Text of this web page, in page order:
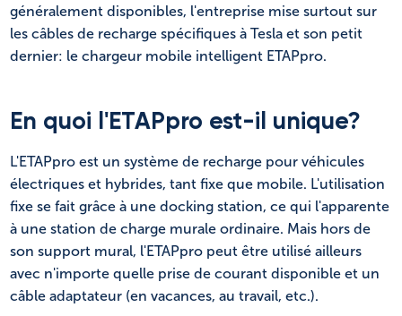
généralement disponibles, l'entreprise mise surtout sur
les câbles de recharge spécifiques à Tesla et son petit
dernier: le chargeur mobile intelligent ETAPpro.
En quoi l'ETAPpro est-il unique?
L'ETAPpro est un système de recharge pour véhicules
électriques et hybrides, tant fixe que mobile. L'utilisation
fixe se fait grâce à une docking station, ce qui l'apparente
à une station de charge murale ordinaire. Mais hors de
son support mural, l'ETAPpro peut être utilisé ailleurs
avec n'importe quelle prise de courant disponible et un
câble adaptateur (en vacances, au travail, etc.).